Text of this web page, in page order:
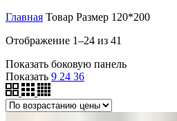
Главная Товар Размер 120*200
Отображение 1–24 из 41
возрастанию
Показать боковую панель
Показать 9 24 36